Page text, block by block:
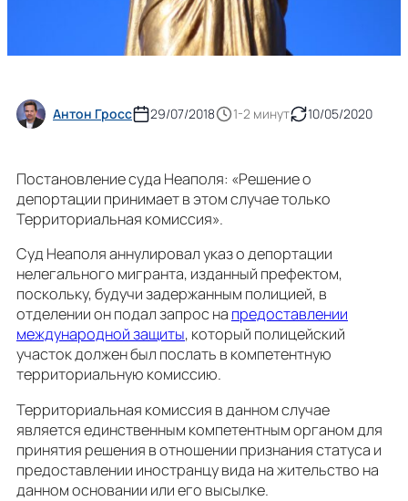
Антон Гросс 29/07/2018 1-2 минут 10/05/2020
Постановление суда Неаполя: «Решение о
депортации принимает в этом случае только
Территориальная комиссия».
Суд Неаполя аннулировал указ о депортации
нелегального мигранта, изданный префектом,
поскольку, будучи задержанным полицией, в
отделении он подал запрос на предоставлении
международной защиты, который полицейский
участок должен был послать в компетентную
территориальную комиссию.
Территориальная комиссия в данном случае
является единственным компетентным органом для
принятия решения в отношении признания статуса и
предоставлении иностранцу вида на жительство на
данном основании или его высылке.